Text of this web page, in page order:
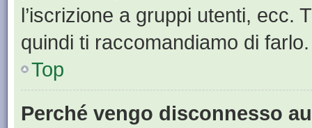
l’iscrizione a gruppi utenti, ecc.
quindi ti raccomandiamo di farlo.
Top
Perché vengo disconnesso